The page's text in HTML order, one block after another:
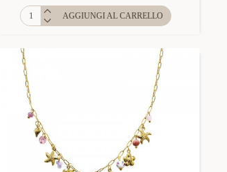
AGGIUNGI AL CARRELLO